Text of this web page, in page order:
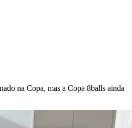
na Copa, mas a Copa 8balls ainda